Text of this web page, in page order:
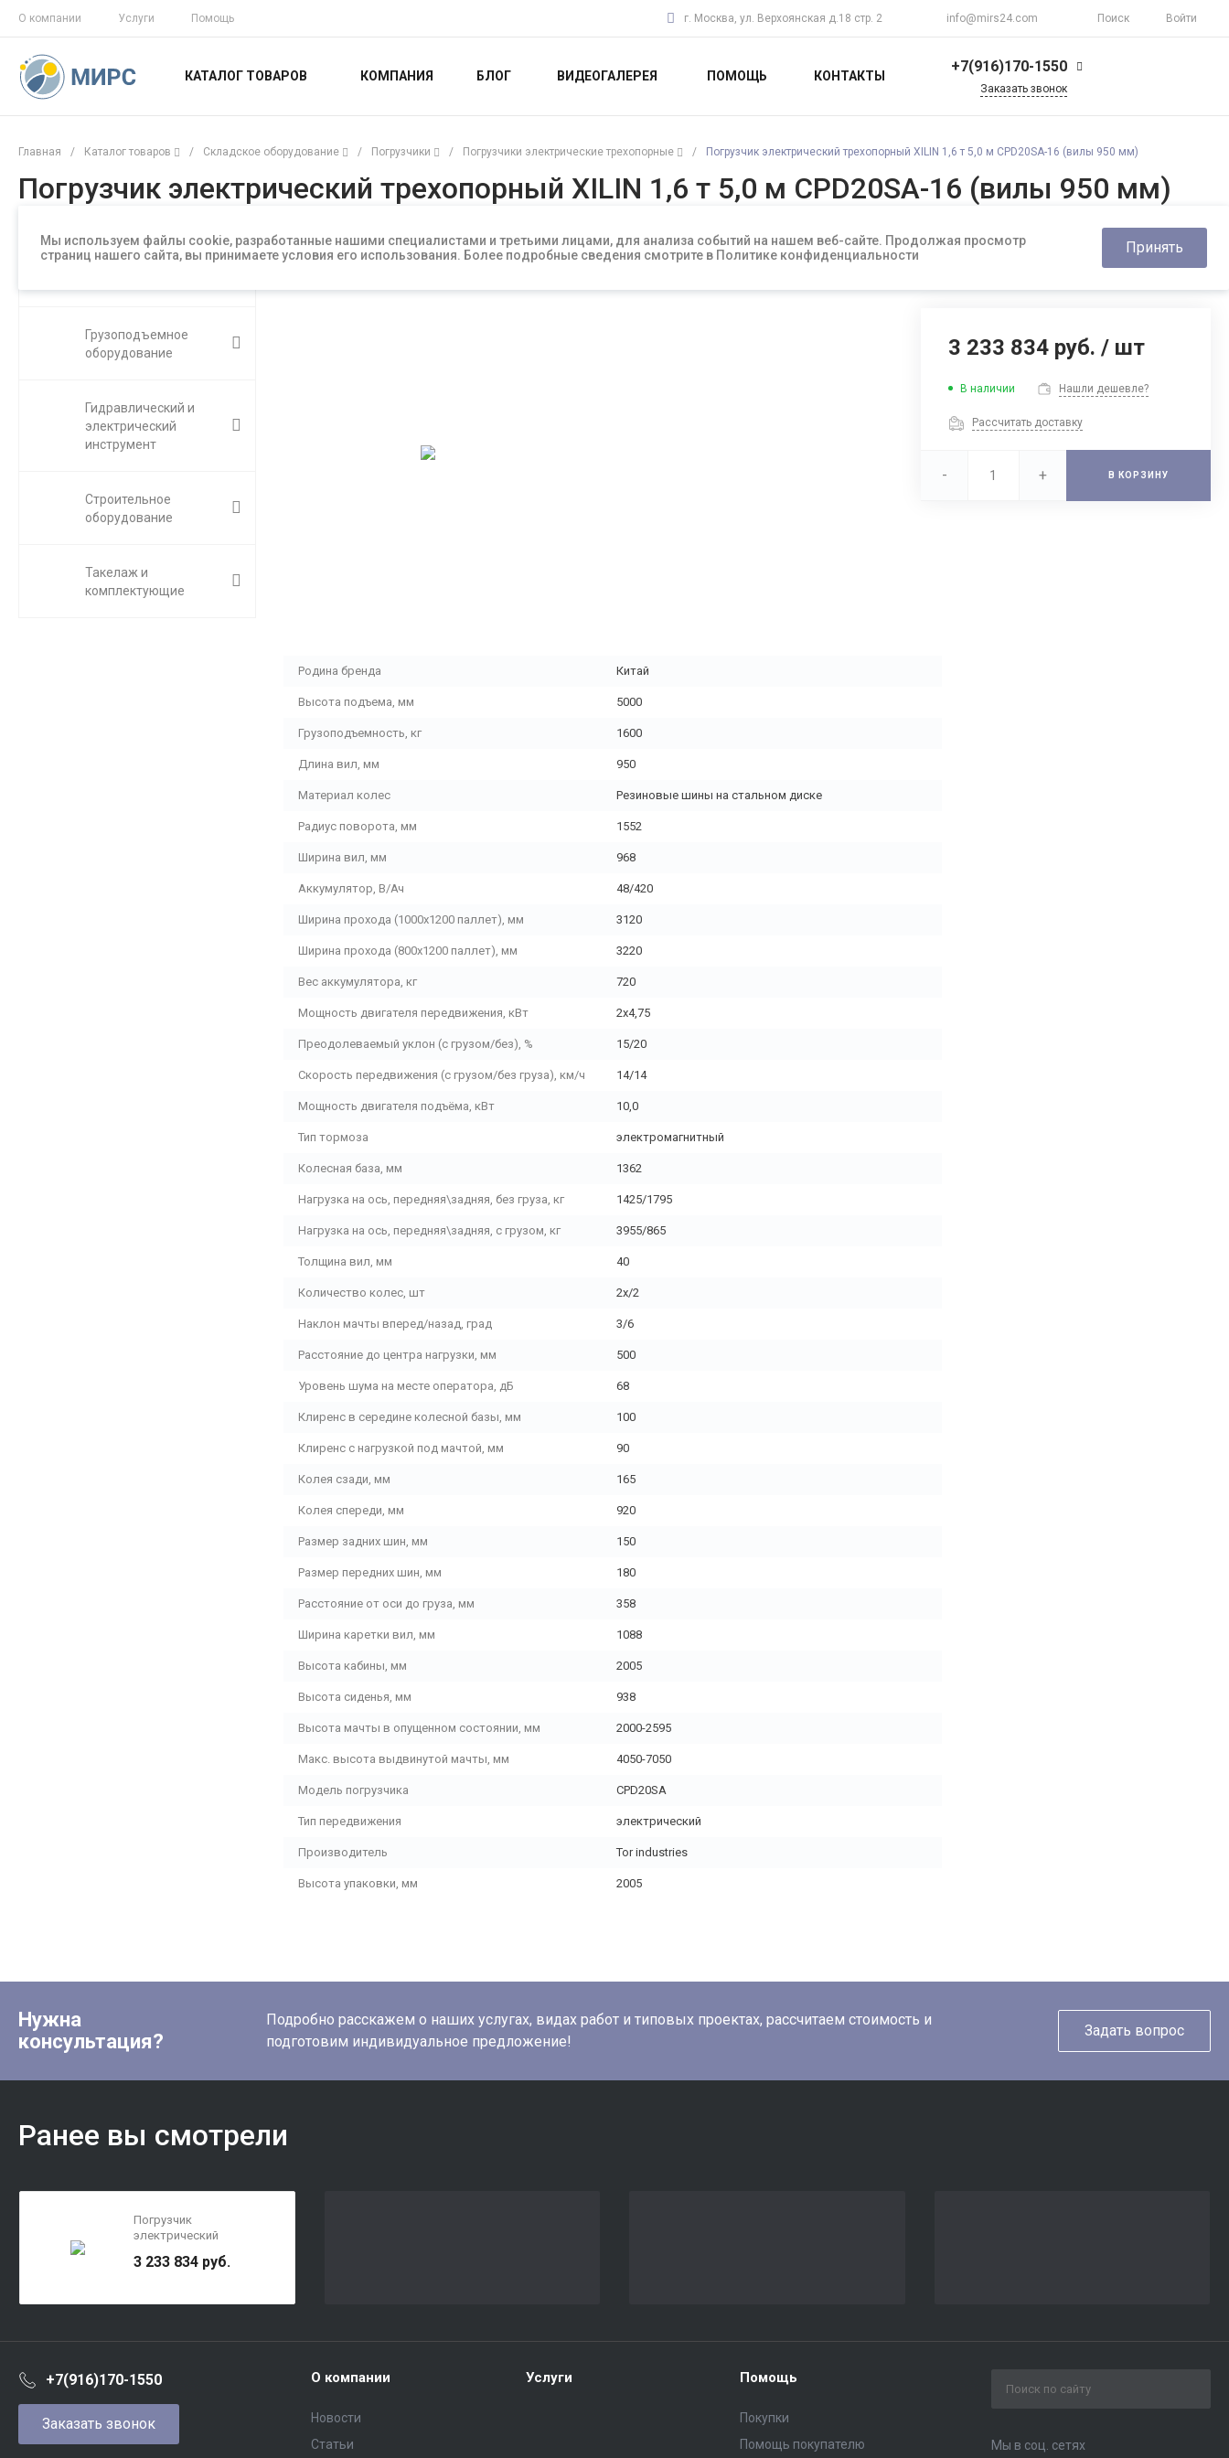
О компании Услуги Помощь г. Москва, ул. Верхоянская д.18 стр. 2 info@mirs24.com Поиск Войти
КАТАЛОГ ТОВАРОВ КОМПАНИЯ БЛОГ ВИДЕОГАЛЕРЕЯ ПОМОЩЬ КОНТАКТЫ
+7(916)170-1550
Верхоянская д.18 стр.
Пн-Пт 10:00-20:00
Воскресенье
Заказать звонок
Главная / Каталог товаров / Складское оборудование / Погрузчики / Погрузчики электрические трехопорные / Погрузчик электрический трехопорный XILIN 1,6 т 5,0 м CPD20SA-16 (вилы 950 мм)
Погрузчик электрический трехопорный XILIN 1,6 т 5,0 м CPD20SA-16 (вилы 950 мм)
Мы используем файлы cookie, разработанные нашими специалистами и третьими лицами, для анализа событий на нашем веб-сайте. Продолжая просмотр
страниц нашего сайта, вы принимаете условия его использования. Более подробные сведения смотрите в Политике конфиденциальности
Принять
Складское
Грузоподъемное
оборудование
Гидравлический и
электрический
инструмент
Строительное
оборудование
Такелаж и
комплектующие
3 233 834 руб./ шт
В наличии Нашли дешевле?
Рассчитать доставку
- + В КОРЗИНУ
Родина бренда Китай
Высота подъема, мм 5000
Грузоподъемность, кг 1600
Длина вил, мм 950
Материал колес Резиновые шины на стальном диске
Радиус поворота, мм 1552
Ширина вил, мм 968
Аккумулятор, В/Ач 48/420
Ширина прохода (1000х1200 паллет), мм 3120
Ширина прохода (800х1200 паллет), мм 3220
Вес аккумулятора, кг 720
Мощность двигателя передвижения, кВт 2х4,75
Преодолеваемый уклон (с грузом/без), % 15/20
Скорость передвижения (с грузом/без груза), км/ч 14/14
Мощность двигателя подъёма, кВт 10,0
Тип тормоза электромагнитный
Колесная база, мм 1362
Нагрузка на ось, передняя\задняя, без груза, кг 1425/1795
Нагрузка на ось, передняя\задняя, с грузом, кг 3955/865
Толщина вил, мм 40
Количество колес, шт 2х/2
Наклон мачты вперед/назад, град 3/6
Расстояние до центра нагрузки, мм 500
Уровень шума на месте оператора, дБ 68
Клиренс в середине колесной базы, мм 100
Клиренс с нагрузкой под мачтой, мм 90
Колея сзади, мм 165
Колея спереди, мм 920
Размер задних шин, мм 150
Размер передних шин, мм 180
Расстояние от оси до груза, мм 358
Ширина каретки вил, мм 1088
Высота кабины, мм 2005
Высота сиденья, мм 938
Высота мачты в опущенном состоянии, мм 2000-2595
Макс. высота выдвинутой мачты, мм 4050-7050
Модель погрузчика CPD20SA
Тип передвижения электрический
Производитель Tor industries
Высота упаковки, мм 2005
Нужна
консультация?
Подробно расскажем о наших услугах, видах работ и типовых проектах, рассчитаем стоимость и
подготовим индивидуальное предложение!
Задать вопрос
Ранее вы смотрели
Погрузчик
электрический
5,0 м CPD20SA-16 (вилы
3 233 834 руб.
+7(916)170-1550
Заказать звонок
О компании
Новости
Статьи
Услуги Помощь
Покупки
Помощь покупателю
Мы в соц. сетях